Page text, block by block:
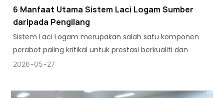
6 Manfaat Utama Sistem Laci Logam Sumber
daripada Pengilang
Sistem Laci Logam merupakan salah satu komponen
perabot paling kritikal untuk prestasi berkualiti dan
ketahanan dalam kabinet, almari pakaian, unit dapur
2026 05 27